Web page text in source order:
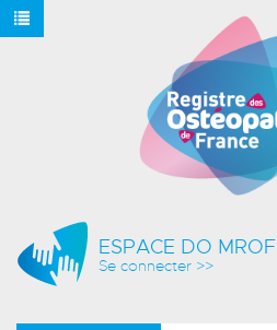
ESPACE DO MROF
Se connecter >>